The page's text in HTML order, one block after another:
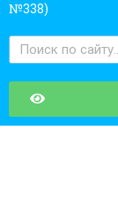
№338)